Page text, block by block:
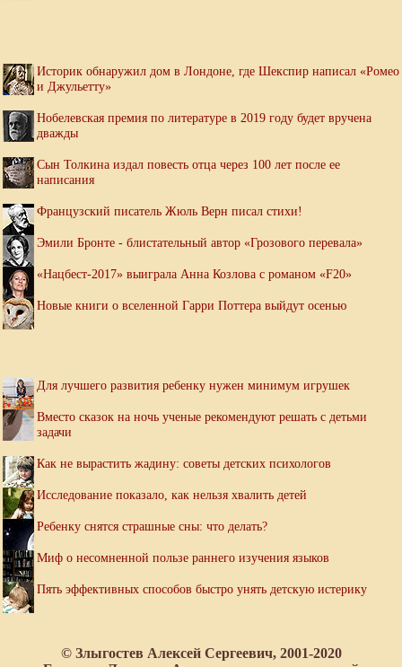
Историк обнаружил дом в Лондоне, где Шекспир написал «Ромео
и Джульетту»
Нобелевская премия по литературе в 2019 году будет вручена
дважды
Сын Толкина издал повесть отца через 100 лет после ее
написания
Французский писатель Жюль Верн писал стихи!
Эмили Бронте - блистательный автор «Грозового перевала»
«Нацбест-2017» выиграла Анна Козлова с романом «F20»
Новые книги о вселенной Гарри Поттера выйдут осенью
Для лучшего развития ребенку нужен минимум игрушек
Вместо сказок на ночь ученые рекомендуют решать с детьми
задачи
Как не вырастить жадину: советы детских психологов
Исследование показало, как нельзя хвалить детей
Ребенку снятся страшные сны: что делать?
Миф о несомненной пользе раннего изучения языков
Пять эффективных способов быстро унять детскую истерику
© Злыгостев Алексей Сергеевич, 2001-2020